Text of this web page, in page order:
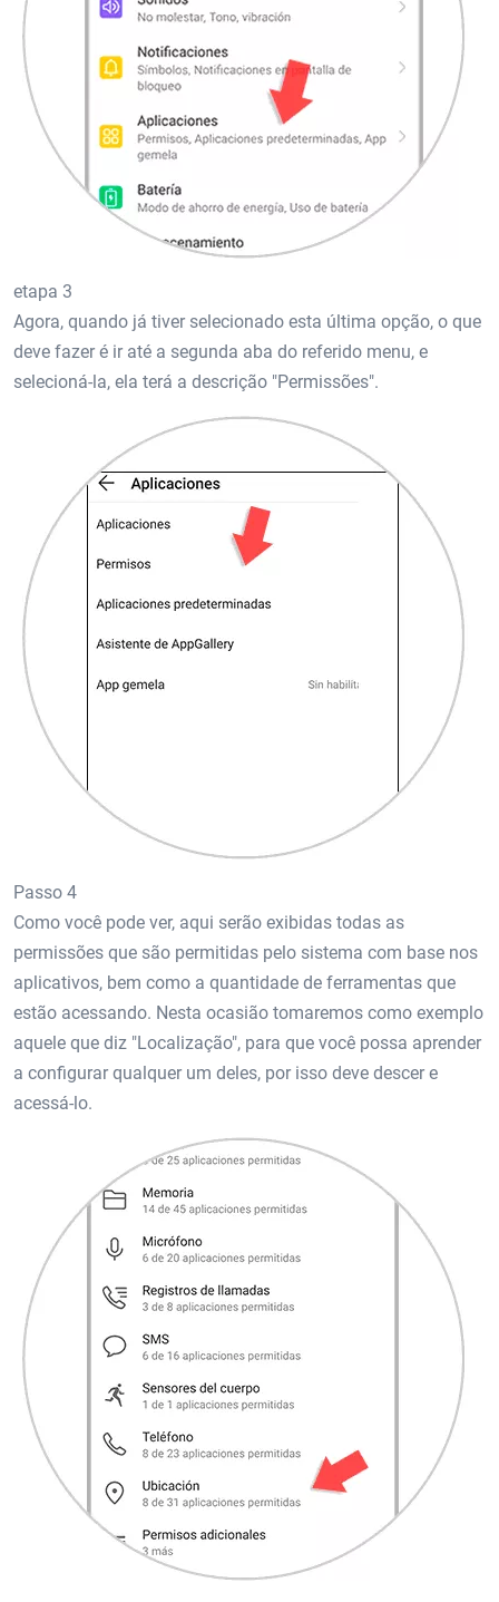
etapa 3
Agora, quando já tiver selecionado esta última opção, o que
deve fazer é ir até a segunda aba do referido menu, e
selecioná-la, ela terá a descrição "Permissões".
Passo 4
Como você pode ver, aqui serão exibidas todas as
permissões que são permitidas pelo sistema com base nos
aplicativos, bem como a quantidade de ferramentas que
estão acessando. Nesta ocasião tomaremos como exemplo
aquele que diz "Localização", para que você possa aprender
a configurar qualquer um deles, por isso deve descer e
acessá-lo.